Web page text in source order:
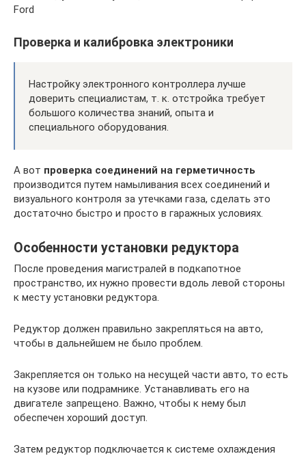
Ford
Проверка и калибровка электроники
Настройку электронного контроллера лучше
доверить специалистам, т. к. отстройка требует
большого количества знаний, опыта и
специального оборудования.
А вот проверка соединений на герметичность
производится путем намыливания всех соединений и
визуального контроля за утечками газа, сделать это
достаточно быстро и просто в гаражных условиях.
Особенности установки редуктора
После проведения магистралей в подкапотное
пространство, их нужно провести вдоль левой стороны
к месту установки редуктора.
Редуктор должен правильно закрепляться на авто,
чтобы в дальнейшем не было проблем.
Закрепляется он только на несущей части авто, то есть
на кузове или подрамнике. Устанавливать его на
двигателе запрещено. Важно, чтобы к нему был
обеспечен хороший доступ.
Затем редуктор подключается к системе охлаждения